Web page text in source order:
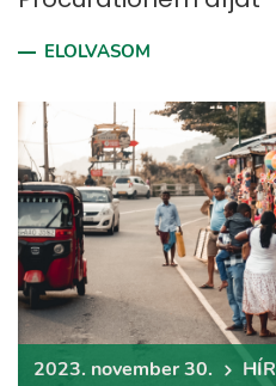
ELOLVASOM
2023. november 30. HÍR